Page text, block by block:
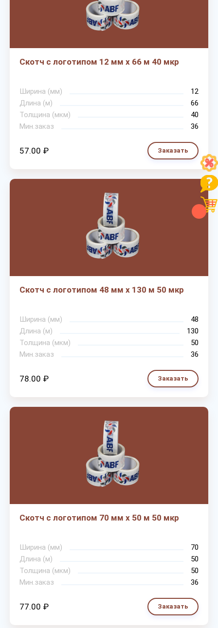
Скотч с логотипом 12 мм х 66 м 40 мкр
Ширина (мм)
12
Длина (м)
66
Толщина (мкм)
40
Мин.заказ
36
57.00 ₽ Заказать
Скотч с логотипом 48 мм х 130 м 50 мкр
Ширина (мм)
48
Длина (м)
130
Толщина (мкм)
50
Мин.заказ
36
78.00 ₽ Заказать
Скотч с логотипом 70 мм х 50 м 50 мкр
Ширина (мм)
70
Длина (м)
50
Толщина (мкм)
50
Мин.заказ
36
77.00 ₽ Заказать